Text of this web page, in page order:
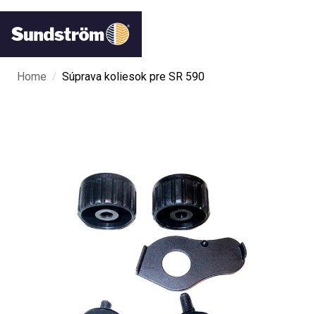
Home / Súprava koliesok pre SR 590